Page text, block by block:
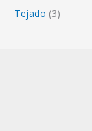
Tejado (3)